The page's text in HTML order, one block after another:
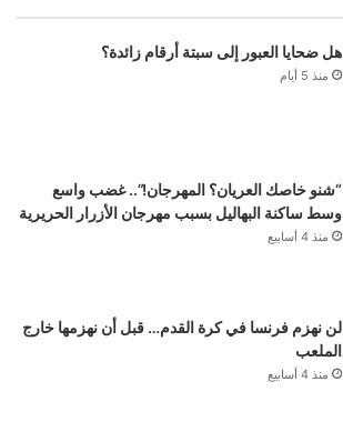
هل ضحايا العبور إلى سبتة أرقام زائدة؟
منذ 5 أيام
“شنو خاصك العريان؟ المهرجان!”.. غضب واسع
وسط ساكنة البهاليل بسبب مهرجان الأزرار الحريرية
منذ 4 أسابيع
لن نهزم فرنسا في كرة القدم… قبل أن نهزمها خارج
الملعب
منذ 4 أسابيع